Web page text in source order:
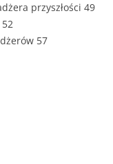
przyszłości 49
57